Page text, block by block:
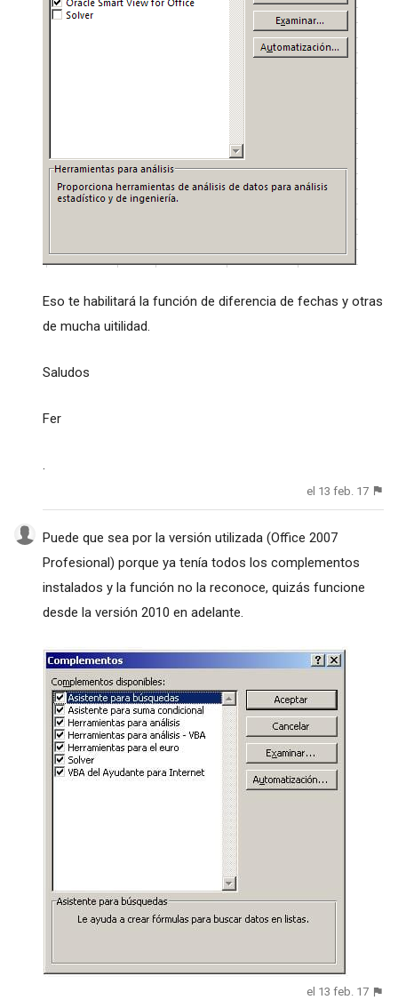
Eso te habilitará la función de diferencia de fechas y otras
de mucha uitilidad.
Saludos
Fer
.
el 13 feb. 17
Puede que sea por la versión utilizada (Office 2007
Profesional) porque ya tenía todos los complementos
instalados y la función no la reconoce, quizás funcione
desde la versión 2010 en adelante.
el 13 feb. 17